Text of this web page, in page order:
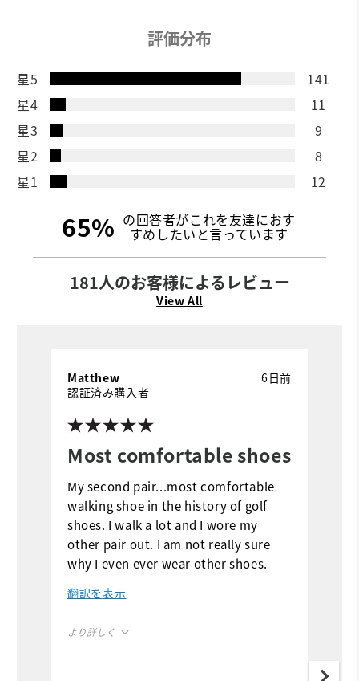
評価分布
星5
141
星4
11
星3
9
星2
8
星1
12
65% の回答者がこれを友達におす
すめしたいと言っています
181人のお客様によるレビュー
View All
Most comfortable shoes
6日前
Matthew
認証済み購入者
My second pair...most comfortable
walking shoe in the history of golf
shoes. I walk a lot and I wore my
other pair out. I am not really sure
why I even ever wear other shoes.
翻訳を表示
より詳しく